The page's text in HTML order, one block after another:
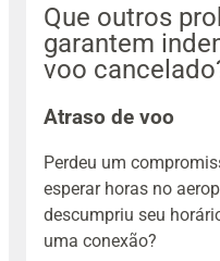
Que outros
garantem
voo
Atraso de voo
Perdeu um
esperar horas no
descumpriu seu
uma conexão?